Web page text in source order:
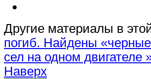
Другие материалы в
погиб. Найдены
сел на одном двигателе
Наверх